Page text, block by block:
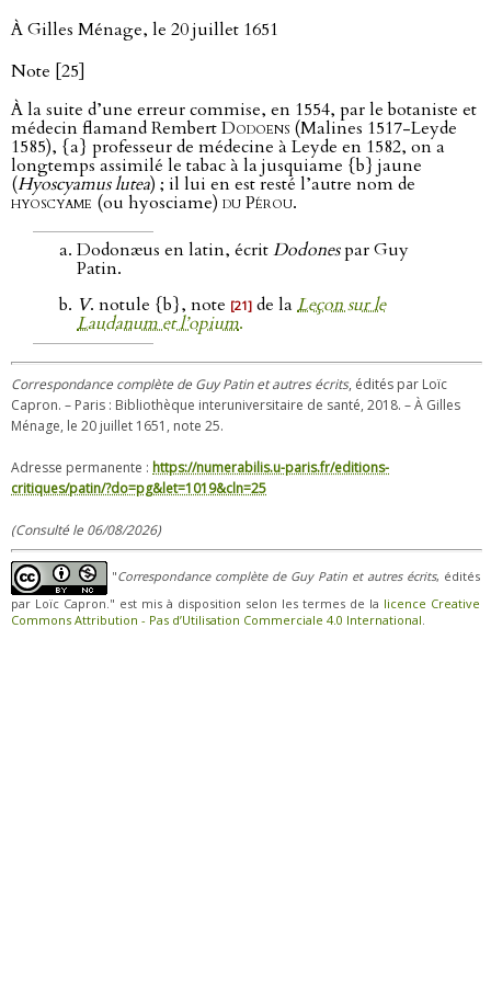
À Gilles Ménage, le 20 juillet 1651
Note [25]
À la suite d’une erreur commise, en 1554, par le botaniste et
médecin flamand RembertDodoens(Malines 1517-Leyde
1585), {a} professeur de médecine à Leyde en 1582, on a
longtemps assimilé le tabac à la jusquiame {b} jaune
(Hyoscyamus lutea) ; il lui en est resté l’autre nom de
hyoscyame (ou hyosciame) du Pérou.
Dodonæus en latin, écritDodonespar Guy
Patin.
V. notule {b}, note [21] de la Leçon sur le
Laudanum et l’opium.
Correspondance complète de Guy Patin et autres écrits, édités par Loïc
Capron. – Paris : Bibliothèque interuniversitaire de santé, 2018. – À Gilles
Ménage, le 20 juillet 1651, note 25.
Adresse permanente : https://numerabilis.u-paris.fr/editions-
critiques/patin/?do=pg&let=1019&cln=25
(Consulté le 06/08/2026)
"Correspondance complète de Guy Patin et autres écrits, édités
par Loïc Capron." est mis à disposition selon les termes de la licence Creative
Commons Attribution - Pas d’Utilisation Commerciale 4.0 International.